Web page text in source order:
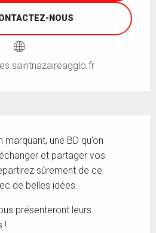
NOUS
une BD qu’on
et partager vos
sûrement de ce
de belles idées.
présenteront leurs
!